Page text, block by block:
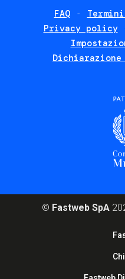
FAQ
Privacy policy
© Fastweb SpA